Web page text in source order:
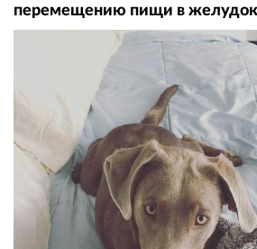
перемещению пищи в